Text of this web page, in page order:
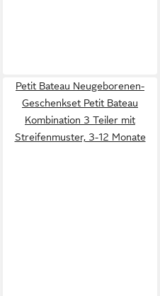
Petit Bateau Neugeborenen-
Geschenkset Petit Bateau
Kombination 3 Teiler mit
Streifenmuster, 3-12 Monate